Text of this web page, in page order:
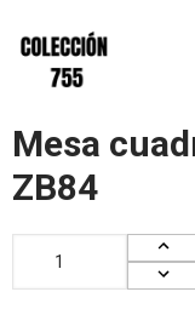
Mesa
ZB84